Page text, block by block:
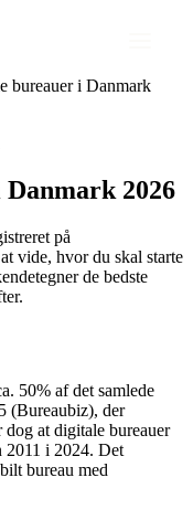
bureauer i Danmark
2026
på
vide, hvor du skal starte
de bedste
50% af det samlede
(Bureaubiz), der
dog at digitale bureauer
2011 i 2024. Det
bureau med